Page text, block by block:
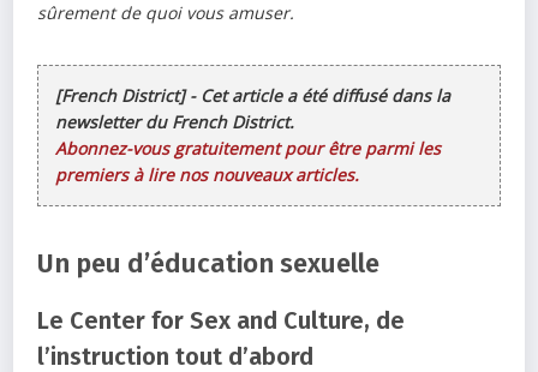
sûrement de quoi vous amuser.
[French District] - Cet article a été diffusé dans la
newsletter du French District.
Abonnez-vous gratuitement pour être parmi les
premiers à lire nos nouveaux articles.
Un peu d’éducation sexuelle
Le Center for Sex and Culture, de
l’instruction tout d’abord